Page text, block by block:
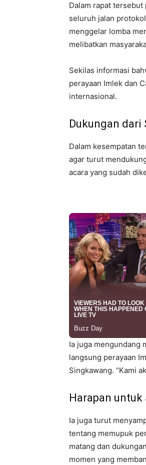
Dalam rapat tersebut
seluruh jalan
menggelar lomba
melibatkan
Sekilas informasi
perayaan Imlek dan
internasional.
Dukungan dari
Dalam kesempatan
agar turut
acara yang sudah
Ia juga mengundang
langsung perayaan
Singkawang. “Kami
Harapan
Ia juga turut
tentang memupuk
matang dan
momen yang